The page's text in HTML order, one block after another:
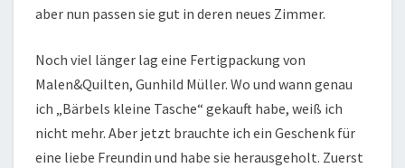
aber nun passen sie gut in deren neues Zimmer.
Noch viel länger lag eine Fertigpackung von
Malen&Quilten, Gunhild Müller. Wo und wann genau
ich „Bärbels kleine Tasche“ gekauft habe, weiß ich
nicht mehr. Aber jetzt brauchte ich ein Geschenk für
eine liebe Freundin und habe sie herausgeholt. Zuerst